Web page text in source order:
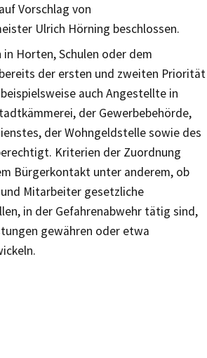
Vorschlag von
Ulrich Hörning beschlossen.
Horten, Schulen oder dem
der ersten und zweiten Priorität
auch Angestellte in
der Gewerbebehörde,
der Wohngeldstelle sowie des
Kriterien der Zuordnung
Bürgerkontakt unter anderem, ob
Mitarbeiter gesetzliche
in der Gefahrenabwehr tätig sind,
gewähren oder etwa